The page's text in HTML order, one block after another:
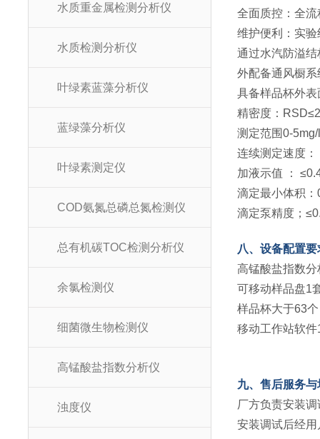
水质重金属检测分析仪
水质检测分析仪
叶绿素蓝藻分析仪
蓝绿藻分析仪
叶绿素测定仪
COD氨氮总磷总氮检测仪
总有机碳TOC检测分析仪
余氯检测仪
细菌微生物检测仪
高锰酸盐指数分析仪
浊度仪
全面质控：全
维护便利：实
通过水汽防溢
外配备通风橱系
具备样品杯外
精密度：
测定范围0-
连续测定速度
加液示值 ：
滴定最小体积：
滴定泵精度；
八、设备配置要
高锰酸盐指数
可移动样品盘1
样品杯大于63个
移动工作站软件
九、售后服务与
厂方负责安装调
安装调试后经